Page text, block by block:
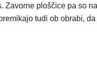
ploščice pa so
tudi ob obrabi,